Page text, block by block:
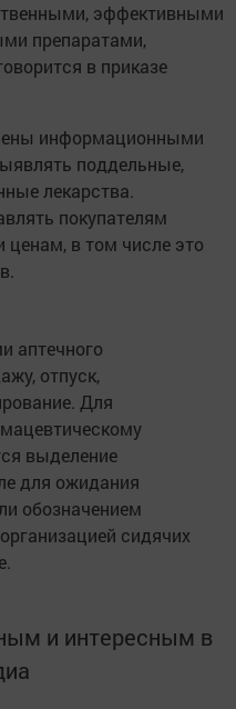
эффективными
препаратами,
в приказе
информационными
поддельные,
лекарства.
покупателям
в том числе это
аптечного
отпуск,
Для
выделение
для ожидания
обозначением
сидячих
и интересным в